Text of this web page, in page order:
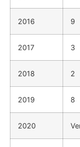
2016 9
2017 3
2018 2
2019 8
2020